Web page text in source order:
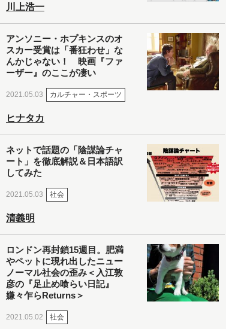
川上浩一
アンソニー・ホプキンスのオ
スカー受賞は「番狂わせ」な
んかじゃない！ 映画『ファ
ーザー』のここが凄い
2021.05.03 カルチャー・スポーツ
ヒナタカ
ネットで話題の「陰謀論チャ
ート」を徹底解説＆日本語訳
してみた
2021.05.03 社会
清義明
ロンドン再封鎖15週目。肥満
やペットに現れ出したニュー
ノーマル社会の歪み＜入江敦
彦の『足止め喰らい日記』
嫌々乍らReturns＞
2021.05.02 社会